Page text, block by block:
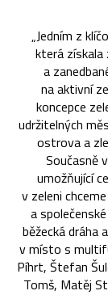
„Jedním z
která získala
a
na aktivní
koncepce
udržitelných
ostrova a
Současně
umožňující
v zeleni
a
běžecká dráha
v místo s
Píhrt, Štefan
Tomš, Matěj